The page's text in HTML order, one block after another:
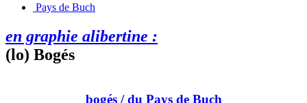
Pays de Buch
en graphie alibertine :
(lo) Bogés
bogés/ du Pays de Buch